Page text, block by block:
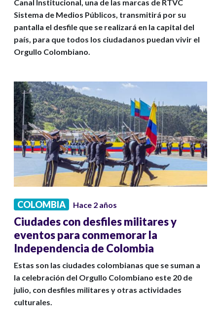
Canal Institucional, una de las marcas de RTVC
Sistema de Medios Públicos, transmitirá por su
pantalla el desfile que se realizará en la capital del
país, para que todos los ciudadanos puedan vivir el
Orgullo Colombiano.
COLOMBIA Hace 2 años
Ciudades con desfiles militares y
eventos para conmemorar la
Independencia de Colombia
Estas son las ciudades colombianas que se suman a
la celebración del Orgullo Colombiano este 20 de
julio, con desfiles militares y otras actividades
culturales.